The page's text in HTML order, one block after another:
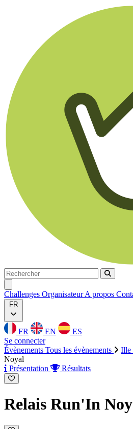
Rechercher
Challenges OrganisateurA propos
FR
FR EN
ES
Se connecter
Évènements Tous les évènements Ille
Noyal
Présentation
Résultats
Relais Run'In